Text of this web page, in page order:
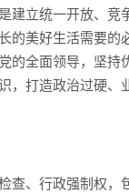
建立统一开放、
的美好生活需要
全面领导，坚持
打造政治过硬、
、行政强制权，